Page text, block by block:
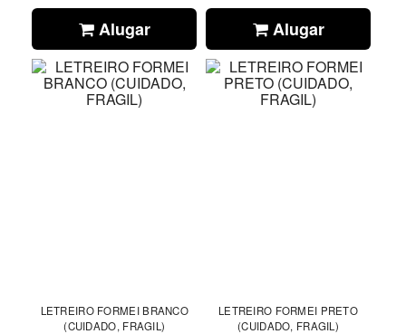
Alugar Alugar
LETREIRO FORMEI BRANCO
(CUIDADO, FRAGIL)
LETREIRO FORMEI PRETO
(CUIDADO, FRAGIL)